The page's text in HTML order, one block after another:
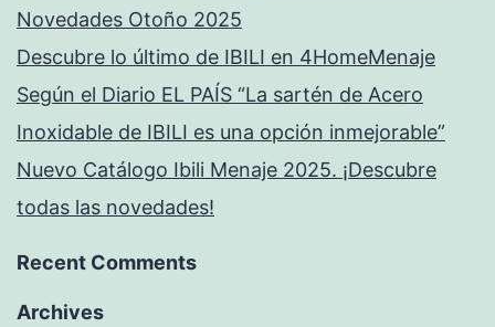
Novedades Otoño 2025
Descubre lo último de IBILI en 4HomeMenaje
Según el Diario EL PAÍS “La sartén de Acero
Inoxidable de IBILI es una opción inmejorable”
Nuevo Catálogo Ibili Menaje 2025. ¡Descubre
todas las novedades!
Recent Comments
Archives